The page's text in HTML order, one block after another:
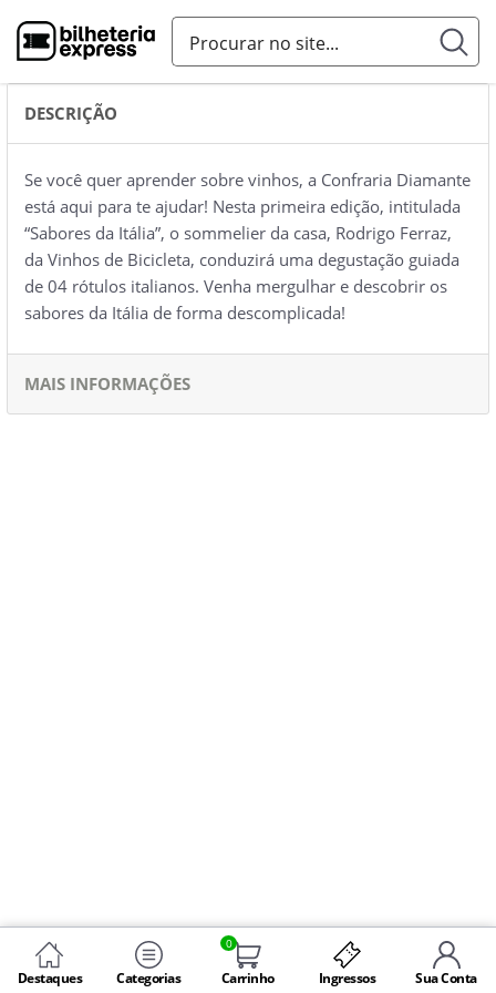
Destaques Categorias
0
Carrinho Ingressos Sua Conta
DESCRIÇÃO
Se você quer aprender sobre vinhos, a Confraria Diamante
está aqui para te ajudar! Nesta primeira edição, intitulada
“Sabores da Itália”, o sommelier da casa, Rodrigo Ferraz,
da Vinhos de Bicicleta, conduzirá uma degustação guiada
de 04 rótulos italianos. Venha mergulhar e descobrir os
sabores da Itália de forma descomplicada!
MAIS INFORMAÇÕES